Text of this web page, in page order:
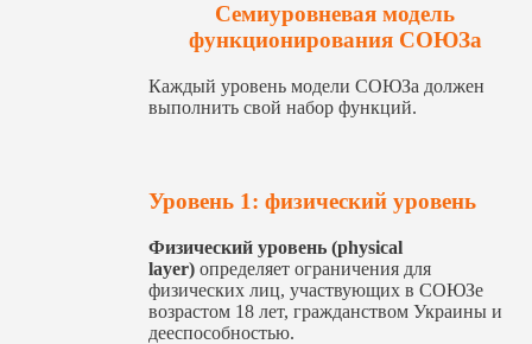
Семиуровневая модель
функционирования СОЮЗа
Каждый уровень модели СОЮЗа должен
выполнить свой набор функций.
Уровень 1: физический уровень
Физический уровень (physical
layer)определяет ограничения для
физических лиц, участвующих в СОЮЗе
возрастом 18 лет, гражданством Украины и
дееспособностью.